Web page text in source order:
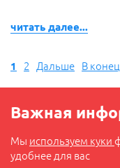
читать далее...
1 2 Дальше В конец
Важная
Мы используем куки
удобнее для вас